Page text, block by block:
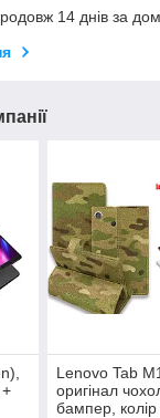
14 днів за
Lenovo Tab
оригінал
бампер,